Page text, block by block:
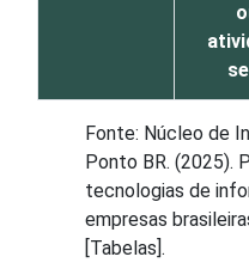
Fonte: Núcleo de
Ponto BR. (2025).
tecnologias de
empresas
[Tabelas].